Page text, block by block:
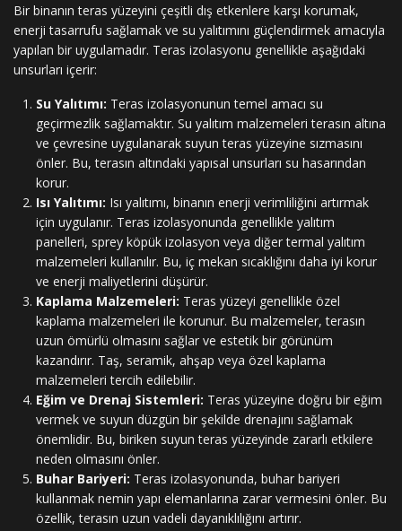
Bir binanın teras yüzeyini çeşitli dış etkenlere karşı korumak,
enerji tasarrufu sağlamak ve su yalıtımını güçlendirmek amacıyla
yapılan bir uygulamadır. Teras izolasyonu genellikle aşağıdaki
unsurları içerir:
Su Yalıtımı: Teras izolasyonunun temel amacı su
geçirmezlik sağlamaktır. Su yalıtım malzemeleri terasın altına
ve çevresine uygulanarak suyun teras yüzeyine sızmasını
önler. Bu, terasın altındaki yapısal unsurları su hasarından
korur.
Isı Yalıtımı: Isı yalıtımı, binanın enerji verimliliğini artırmak
için uygulanır. Teras izolasyonunda genellikle yalıtım
panelleri, sprey köpük izolasyon veya diğer termal yalıtım
malzemeleri kullanılır. Bu, iç mekan sıcaklığını daha iyi korur
ve enerji maliyetlerini düşürür.
Kaplama Malzemeleri: Teras yüzeyi genellikle özel
kaplama malzemeleri ile korunur. Bu malzemeler, terasın
uzun ömürlü olmasını sağlar ve estetik bir görünüm
kazandırır. Taş, seramik, ahşap veya özel kaplama
malzemeleri tercih edilebilir.
Eğim ve Drenaj Sistemleri: Teras yüzeyine doğru bir eğim
vermek ve suyun düzgün bir şekilde drenajını sağlamak
önemlidir. Bu, biriken suyun teras yüzeyinde zararlı etkilere
neden olmasını önler.
Buhar Bariyeri: Teras izolasyonunda, buhar bariyeri
kullanmak nemin yapı elemanlarına zarar vermesini önler. Bu
özellik, terasın uzun vadeli dayanıklılığını artırır.